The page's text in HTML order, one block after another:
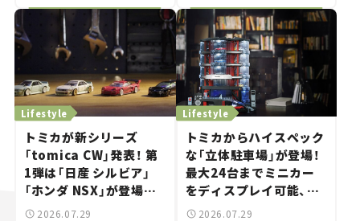
トミカが新シリーズ
「tomica CW」発表！ 第
1弾は「日産 シルビア」
「ホンダ NSX」が登場。
世界が注目す
Lifestyle
2026.07.29
トミカからハイスペック
な「立体駐車場」が登場！
最大24台までミニカー
をディスプレイ可能、特
別な「日産 GT-R
Lifestyle
2026.07.29